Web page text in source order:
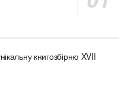
книгозбірню XVII